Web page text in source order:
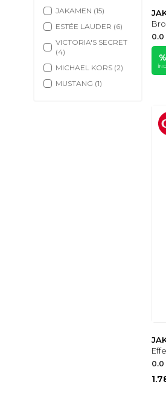
JAKAMEN (15)
ESTÉE LAUDER (6)
VICTORIA'S SECRET
(4)
MICHAEL KORS (2)
MUSTANG (1)
0.0
%
0.0